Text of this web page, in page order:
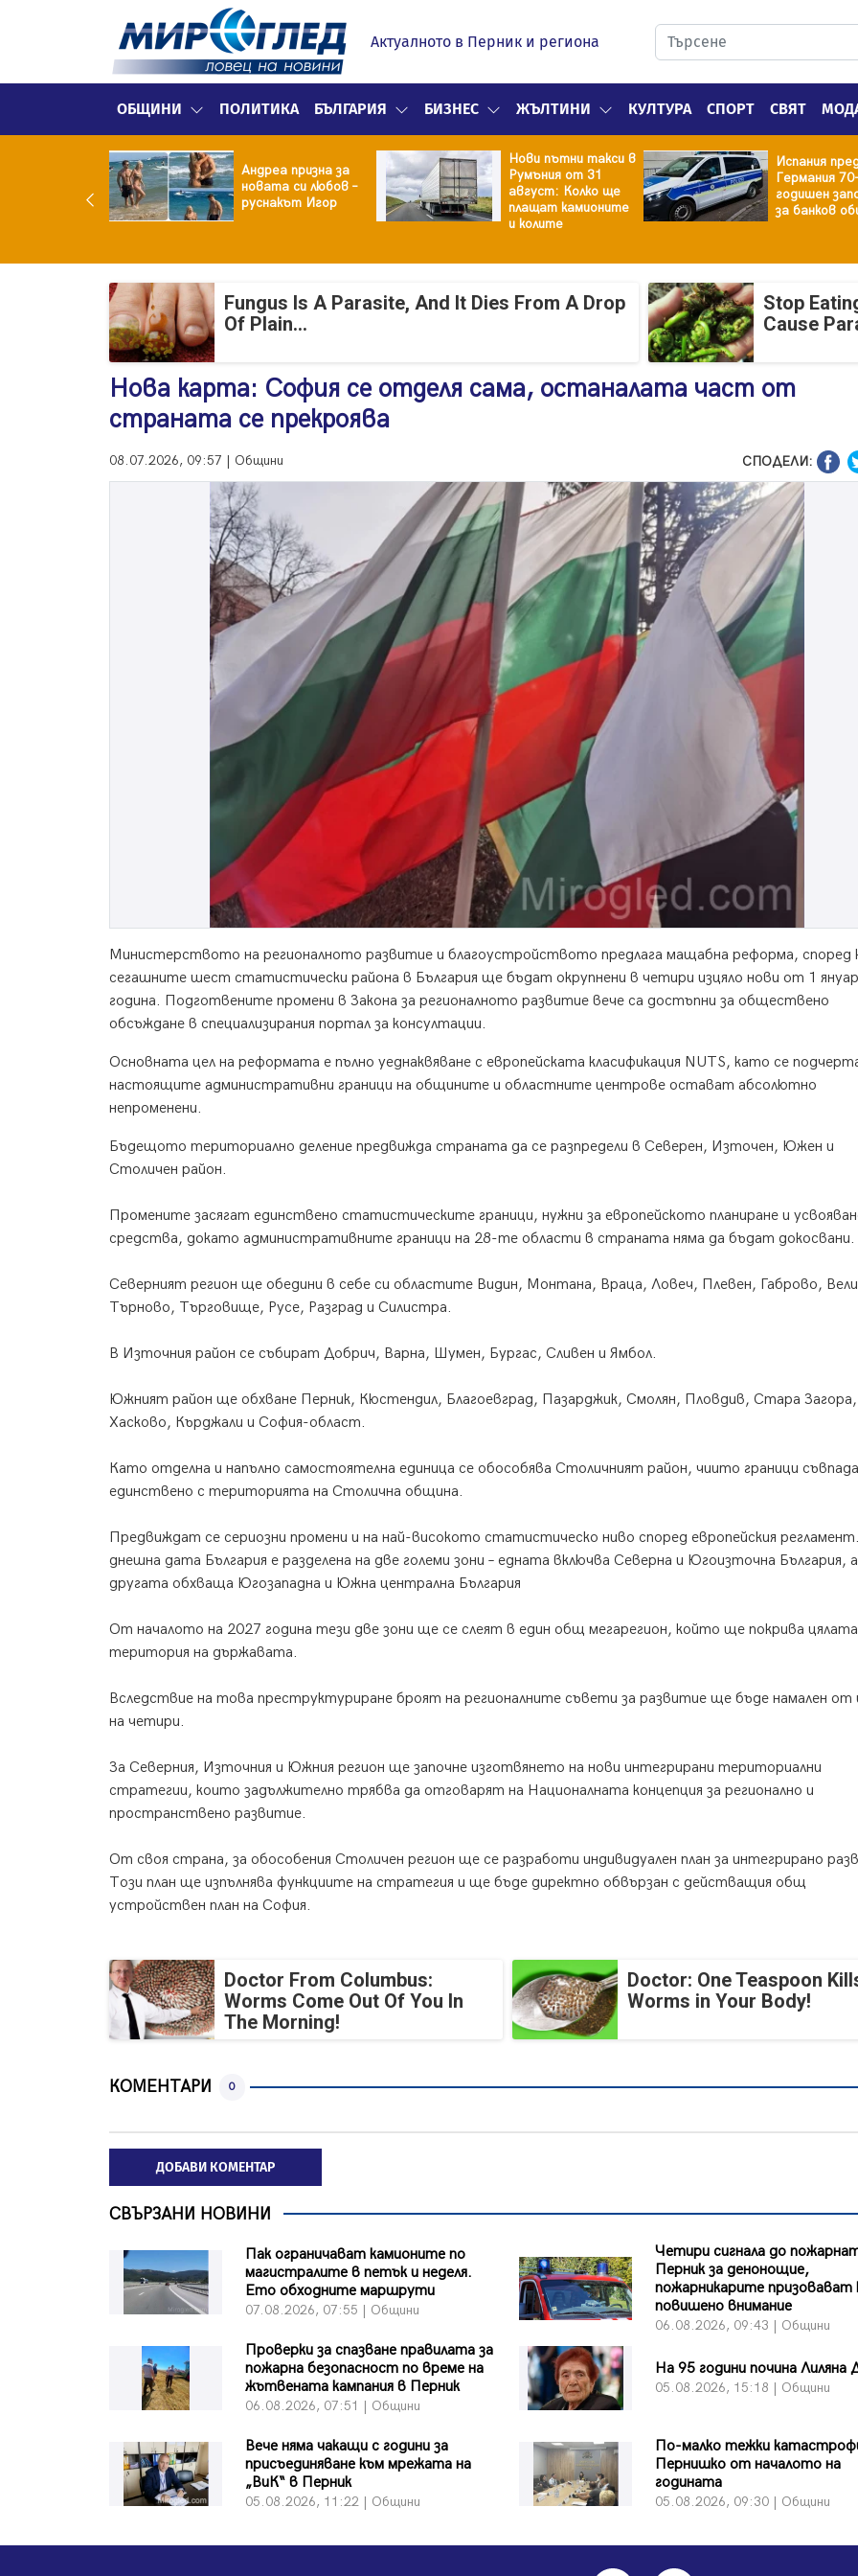
Актуалното в Перник и региона
ОБЩИНИ ПОЛИТИКА БЪЛГАРИЯ БИЗНЕС ЖЪЛТИНИ КУЛТУРА СПОРТ СВЯТ
Андреа призна за
новата си любов –
руснакът Игор
Нови пътни такси в
Румъния от 31
август: Колко ще
плащат камионите
и колите
Испания
Германия
годишен
за банков
Fungus Is A Parasite, And It Dies From A Drop
Of Plain...
Stop
Cause
Нова карта: София се отделя сама, останалата част от
страната се прекроява
08.07.2026, 09:57 | Общини СПОДЕЛИ:
Министерството на регионалното развитие и благоустройството предлага мащабна реформа, според
сегашните шест статистически района в България ще бъдат окрупнени в четири изцяло нови от 1
година. Подготвените промени в Закона за регионалното развитие вече са достъпни за обществено
обсъждане в специализирания портал за консултации.
Основната цел на реформата е пълно уеднаквяване с европейската класификация NUTS, като се
настоящите административни граници на общините и областните центрове остават абсолютно
непроменени.
Бъдещото териториално деление предвижда страната да се разпредели в Северен, Източен, Южен и
Столичен район.
Промените засягат единствено статистическите граници, нужни за европейското планиране и
средства, докато административните граници на 28-те области в страната няма да бъдат докосвани.
Северният регион ще обедини в себе си областите Видин, Монтана, Враца, Ловеч, Плевен, Габрово,
Търново, Търговище, Русе, Разград и Силистра.
В Източния район се събират Добрич, Варна, Шумен, Бургас, Сливен и Ямбол.
Южният район ще обхване Перник, Кюстендил, Благоевград, Пазарджик, Смолян, Пловдив, Стара Загора,
Хасково, Кърджали и София-област.
Като отделна и напълно самостоятелна единица се обособява Столичният район, чиито граници
единствено с територията на Столична община.
Предвиждат се сериозни промени и на най-високото статистическо ниво според европейския
днешна дата България е разделена на две големи зони – едната включва Северна и Югоизточна България, а
другата обхваща Югозападна и Южна централна България
От началото на 2027 година тези две зони ще се слеят в един общ мегарегион, който ще покрива цялата
територия на държавата.
Вследствие на това преструктуриране броят на регионалните съвети за развитие ще бъде намален
на четири.
За Северния, Източния и Южния регион ще започне изготвянето на нови интегрирани териториални
стратегии, които задължително трябва да отговарят на Националната концепция за регионално и
пространствено развитие.
От своя страна, за обособения Столичен регион ще се разработи индивидуален план за интегрирано
Този план ще изпълнява функциите на стратегия и ще бъде директно обвързан с действащия общ
устройствен план на София.
Doctor From Columbus:
Worms Come Out Of You In
The Morning!
Doctor: One Teaspoon
Worms in Your Body!
КОМЕНТАРИ 0
ДОБАВИ КОМЕНТАР
СВЪРЗАНИ НОВИНИ
Пак ограничават камионите по
магистралите в петък и неделя.
Ето обходните маршрути
07.08.2026, 07:55 | Общини
Четири сигнала до
Перник за денонощие,
пожарникарите призовават
повишено внимание
06.08.2026, 09:43 | Общини
Проверки за спазване правилата за
пожарна безопасност по време на
жътвената кампания в Перник
06.08.2026, 07:51 | Общини
На 95 години почина Лиляна
05.08.2026, 15:18 | Общини
Вече няма чакащи с години за
присъединяване към мрежата на
„ВиК“ в Перник
05.08.2026, 11:22 | Общини
По-малко тежки
Пернишко от началото на
годината
05.08.2026, 09:30 | Общини